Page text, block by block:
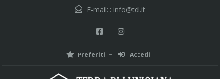
E-mail: : info@tdl.it
Preferiti Accedi